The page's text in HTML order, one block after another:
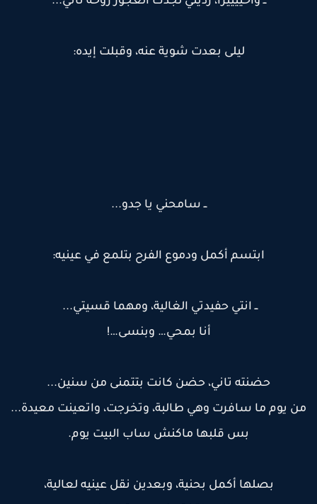
ليلى بعدت شوية عنه، وقبلت إيده:
ــ سامحني يا جدو...
ابتسم أكمل ودموع الفرح بتلمع في عينيه:
ــ انتي حفيدتي الغالية، ومهما قسيتي...
أنا بمحي… وبنسى…!
حضنته تاني، حضن كانت بتتمنى من سنين...
يوم ما سافرت وهي طالبة، وتخرجت، واتعينت معيدة...
بس قلبها ماكنش ساب البيت يوم.
بصلها أكمل بحنية، وبعدين نقل عينيه لعالية،